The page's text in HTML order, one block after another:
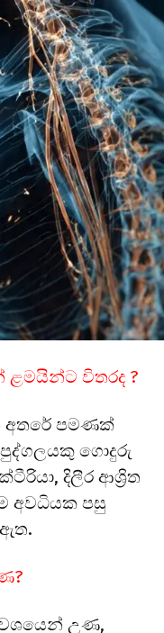
විතරද ?
පමණක්
ගොදුරු
දිලීර ආශ්‍රිත
අවධියක පසු
උණ,